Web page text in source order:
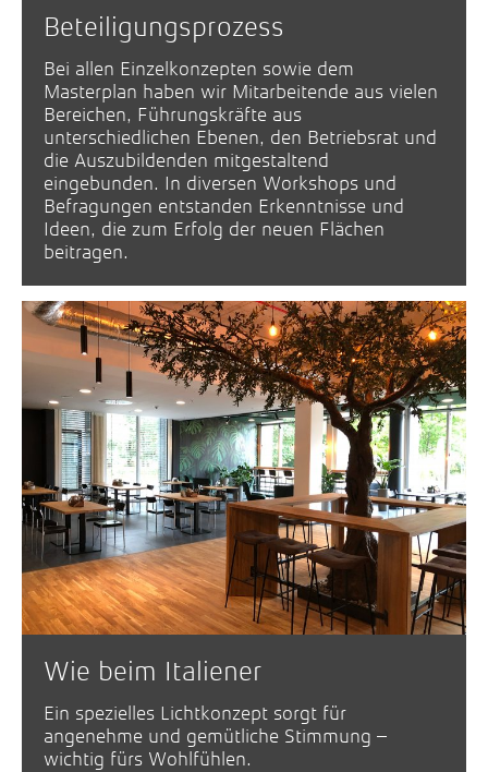
Beteiligungs­prozess
Bei allen Einzelkonzepten sowie dem
Masterplan haben wir Mitarbeitende aus vielen
Bereichen, Führungskräfte aus
unterschiedlichen Ebenen, den Betriebsrat und
die Auszubildenden mitgestaltend
eingebunden. In diversen Workshops und
Befragungen entstanden Erkenntnisse und
Ideen, die zum Erfolg der neuen Flächen
beitragen.
Wie beim Italiener
Ein spezielles Lichtkonzept sorgt für
angenehme und gemütliche Stimmung –
wichtig fürs Wohlfühlen.